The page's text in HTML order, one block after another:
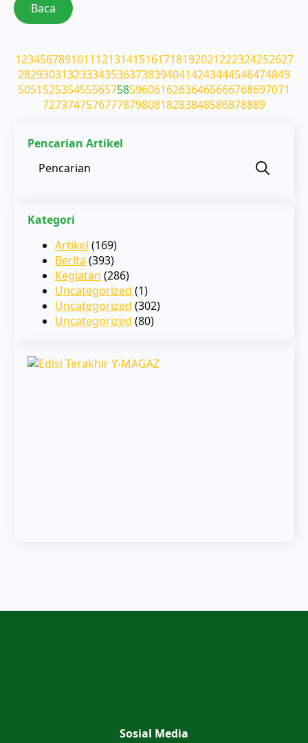
Baca
123456789101112131415161718192021222324252627
28293031323334353637383940414243444546474849
50515253545556575859606162636465666768697071
727374757677787980818283848586878889
Pencarian Artikel
Kategori
Artikel (169)
Berita (393)
Kegiatan (286)
Uncategorized (1)
Uncategorized (302)
Uncategorized (80)
Sosial Media